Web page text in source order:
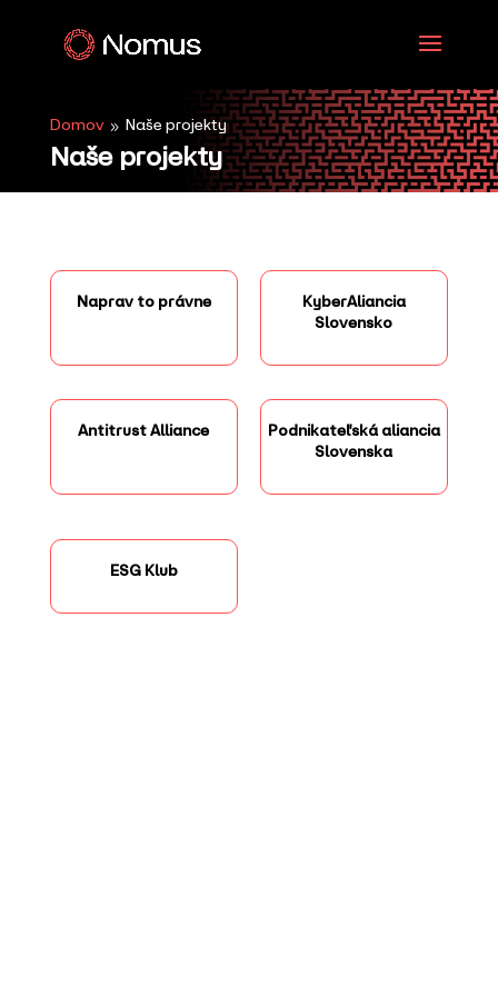
Domov 9 Naše projekty
Naše projekty
Naprav to právne
KyberAliancia
Slovensko
Antitrust Alliance
Podnikateľská aliancia
Slovenska
ESG Klub